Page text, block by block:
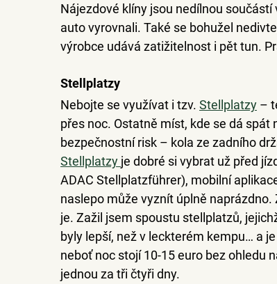
Nájezdové klíny jsou nedílnou součástí
auto vyrovnali. Také se bohužel
výrobce udává zatižitelnost i pět tun.
Stellplatzy
Nebojte se využívat i tzv. Stellplatzy –
přes noc. Ostatně míst, kde se dá
bezpečnostní risk – kola ze zadního
Stellplatzy je dobré si vybrat už před
ADAC Stellplatzführer), mobilní
naslepo může vyznít úplně
je. Zažil jsem spoustu stellplatzů,
byly lepší, než v leckterém kempu… a
neboť noc stojí 10-15 euro bez ohledu
jednou za tři čtyři dny.